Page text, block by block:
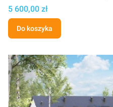
Cena projektu
5 600,00 zł
Do koszyka